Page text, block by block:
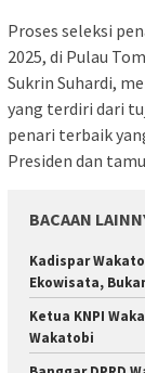
Proses seleksi
2025, di Pulau
Sukrin Suhardi,
yang terdiri dari
penari terbaik
Presiden dan
BACAAN
Kadispar
Ekowisata,
Ketua KNPI
Wakatobi